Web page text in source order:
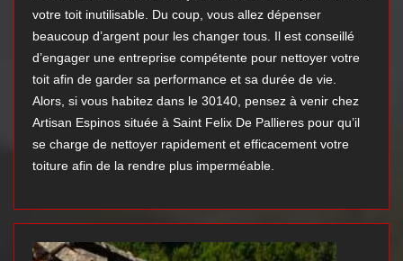
votre toit inutilisable. Du coup, vous allez dépenser
beaucoup d’argent pour les changer tous. Il est conseillé
d’engager une entreprise compétente pour nettoyer votre
toit afin de garder sa performance et sa durée de vie.
Alors, si vous habitez dans le 30140, pensez à venir chez
Artisan Espinos située à Saint Felix De Pallieres pour qu’il
se charge de nettoyer rapidement et efficacement votre
toiture afin de la rendre plus imperméable.